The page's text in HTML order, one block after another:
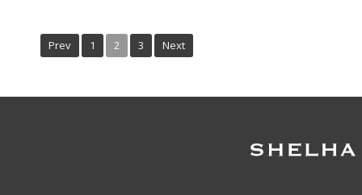
Prev 1 2 3 Next